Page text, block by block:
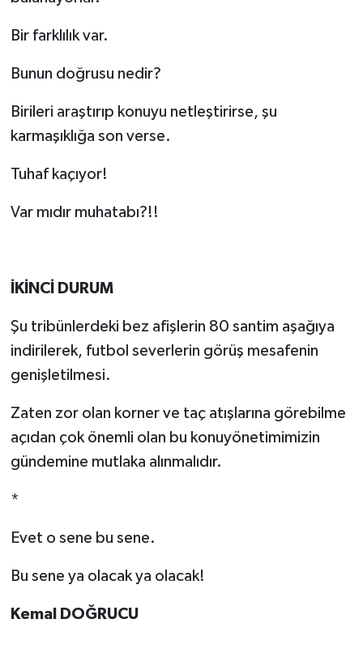
Bir farklılık var.
Bunun doğrusu nedir?
Birileri araştırıp konuyu netleştirirse, şu
karmaşıklığa son verse.
Tuhaf kaçıyor!
Var mıdır muhatabı?!!
İKİNCİ DURUM
Şu tribünlerdeki bez afişlerin 80 santim aşağıya
indirilerek, futbol severlerin görüş mesafenin
genişletilmesi.
Zaten zor olan korner ve taç atışlarına görebilme
açıdan çok önemli olan bu konuyönetimimizin
gündemine mutlaka alınmalıdır.
*
Evet o sene bu sene.
Bu sene ya olacak ya olacak!
Kemal DOĞRUCU